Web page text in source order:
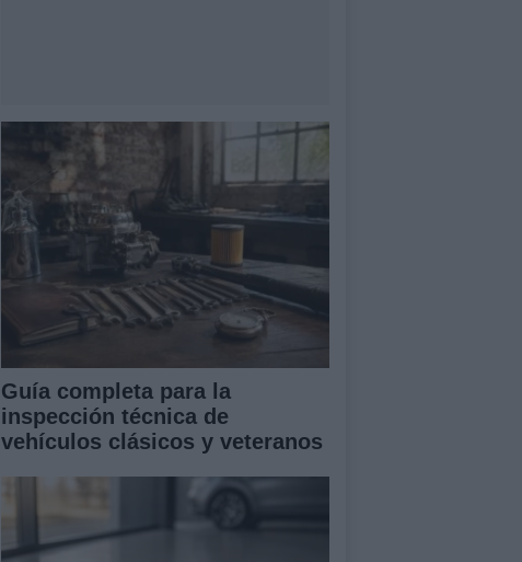
Guía completa para la
inspección técnica de
vehículos clásicos y veteranos